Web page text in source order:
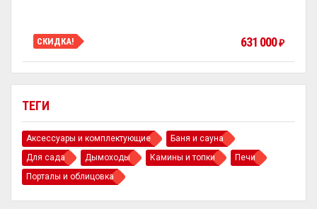
ТЕГИ
Аксессуары и комплектующие
Баня и сауна
Для сада
Дымоходы Камины и топки
Печи
Порталы и облицовка
СКИДКА! 631 000₽